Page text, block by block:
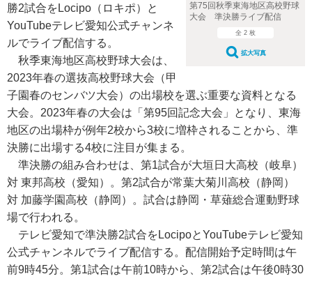
第75回秋季東海地区高校野球
大会 準決勝ライブ配信
全 2 枚
拡大写真
勝2試合をLocipo（ロキポ）と
YouTubeテレビ愛知公式チャンネ
ルでライブ配信する。
秋季東海地区高校野球大会は、
2023年春の選抜高校野球大会（甲
子園春のセンバツ大会）の出場校を選ぶ重要な資料となる
大会。2023年春の大会は「第95回記念大会」となり、東海
地区の出場枠が例年2校から3校に増枠されることから、準
決勝に出場する4校に注目が集まる。
準決勝の組み合わせは、第1試合が大垣日大高校（岐阜）
対 東邦高校（愛知）。第2試合が常葉大菊川高校（静岡）
対 加藤学園高校（静岡）。試合は静岡・草薙総合運動野球
場で行われる。
テレビ愛知で準決勝2試合をLocipoとYouTubeテレビ愛知
公式チャンネルでライブ配信する。配信開始予定時間は午
前9時45分。第1試合は午前10時から、第2試合は午後0時30